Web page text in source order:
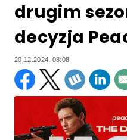
drugim
decyzja
20.12.2024, 08:08